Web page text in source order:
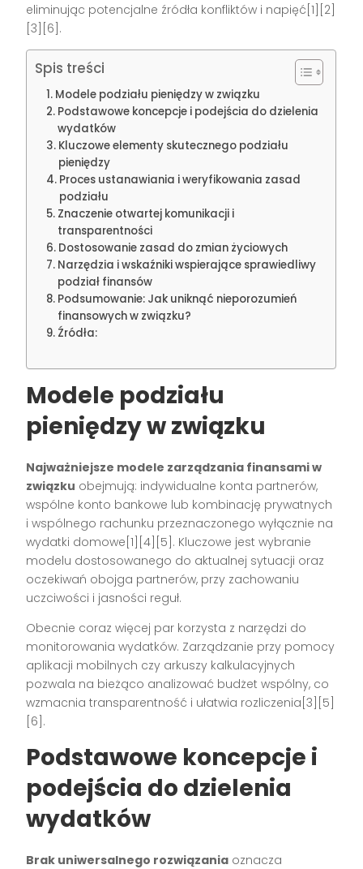
eliminując potencjalne źródła konfliktów i napięć[1][2]
[3][6].
Spis treści
Modele podziału pieniędzy w związku
Podstawowe koncepcje i podejścia do dzielenia
wydatków
Kluczowe elementy skutecznego podziału
pieniędzy
Proces ustanawiania i weryfikowania zasad
podziału
Znaczenie otwartej komunikacji i
transparentności
Dostosowanie zasad do zmian życiowych
Narzędzia i wskaźniki wspierające sprawiedliwy
podział finansów
Podsumowanie: Jak uniknąć nieporozumień
finansowych w związku?
Źródła:
Modele podziału
pieniędzy w związku
Najważniejsze modele zarządzania finansami w
związku obejmują: indywidualne konta partnerów,
wspólne konto bankowe lub kombinację prywatnych
i wspólnego rachunku przeznaczonego wyłącznie na
wydatki domowe[1][4][5]. Kluczowe jest wybranie
modelu dostosowanego do aktualnej sytuacji oraz
oczekiwań obojga partnerów, przy zachowaniu
uczciwości i jasności reguł.
Obecnie coraz więcej par korzysta z narzędzi do
monitorowania wydatków. Zarządzanie przy pomocy
aplikacji mobilnych czy arkuszy kalkulacyjnych
pozwala na bieżąco analizować budżet wspólny, co
wzmacnia transparentność i ułatwia rozliczenia[3][5]
[6].
Podstawowe koncepcje i
podejścia do dzielenia
wydatków
Brak uniwersalnego rozwiązania oznacza